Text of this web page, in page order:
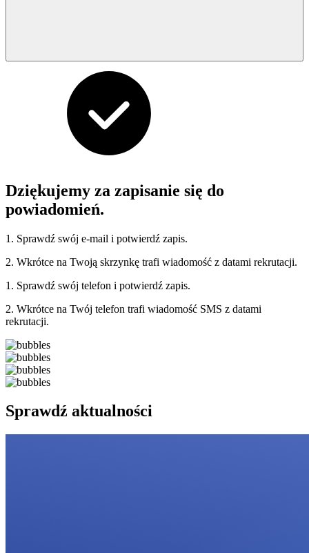
Dziękujemy za zapisanie się do
powiadomień.
1. Sprawdź swój e-mail i potwierdź zapis.
2. Wkrótce na Twoją skrzynkę trafi wiadomość z datami rekrutacji.
1. Sprawdź swój telefon i potwierdź zapis.
2. Wkrótce na Twój telefon trafi wiadomość SMS z datami
rekrutacji.
Sprawdź aktualności